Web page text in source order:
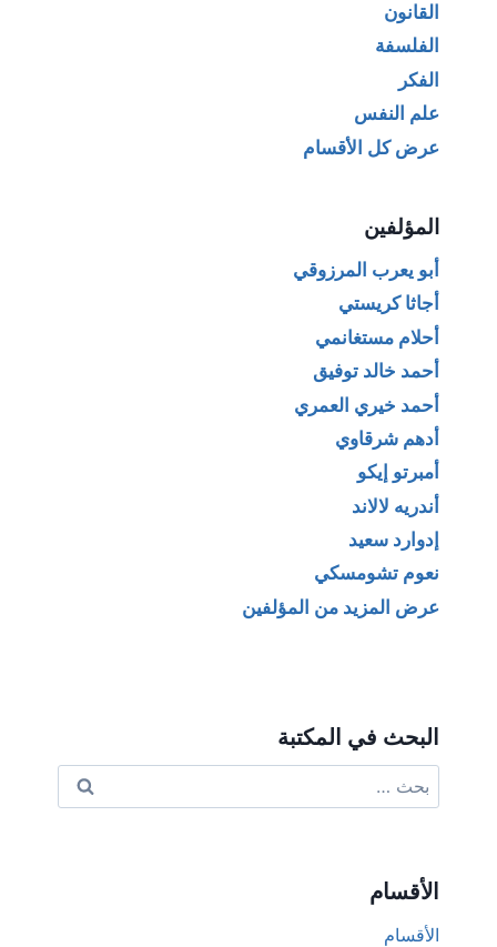
القانون
الفلسفة
الفكر
علم النفس
عرض كل الأقسام
المؤلفين
أبو يعرب المرزوقي
أجاثا كريستي
أحلام مستغانمي
أحمد خالد توفيق
أحمد خيري العمري
أدهم شرقاوي
أمبرتو إيكو
أندريه لالاند
إدوارد سعيد
نعوم تشومسكي
عرض المزيد من المؤلفين
البحث في المكتبة
عن:
الأقسام
الأقسام